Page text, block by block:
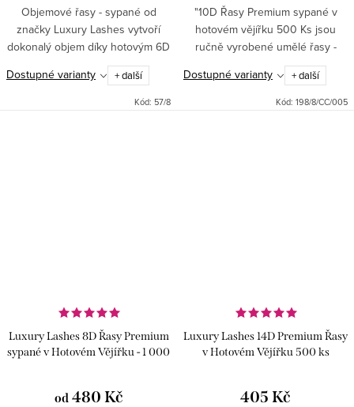
Objemové řasy - sypané od
značky Luxury Lashes vytvoří
dokonalý objem díky hotovým 6D
vějířkům. Tento balíček obsahuje
1 000 ks umělých řas. Tyto
premium řasy jsou ideální pro...
Dostupné varianty + další
Kód: 57/8
"10D Řasy Premium sypané v
hotovém vějířku 500 Ks jsou
ručně vyrobené umělé řasy -
hotové vějířky s tenkými spoji pro
přirozený a intenzivní vzhled.
Tyto objemové řasy - sypané...
Dostupné varianty + další
Kód: 198/8/CC/005
Luxury Lashes 8D Řasy Premium
sypané v Hotovém Vějířku - 1 000
od 480 Kč
Luxury Lashes 14D Premium Řasy
v Hotovém Vějířku 500 ks
405 Kč